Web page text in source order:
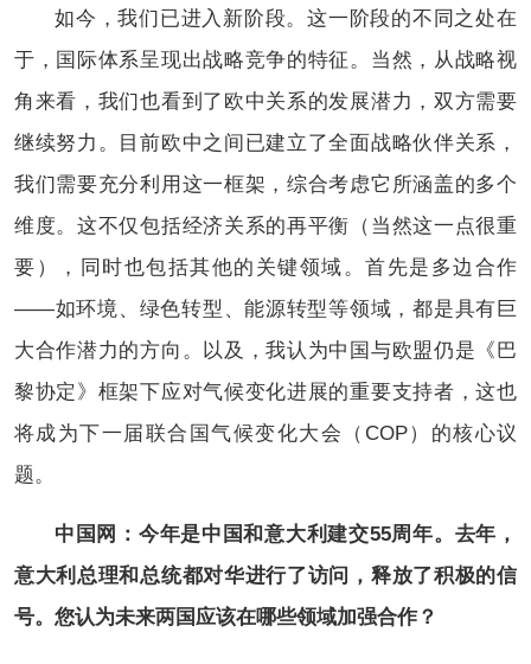
如今，我们已进入新阶段。这一阶段的不同之处在
于，国际体系呈现出战略竞争的特征。当然，从战略视
角来看，我们也看到了欧中关系的发展潜力，双方需要
继续努力。目前欧中之间已建立了全面战略伙伴关系，
我们需要充分利用这一框架，综合考虑它所涵盖的多个
维度。这不仅包括经济关系的再平衡（当然这一点很重
要），同时也包括其他的关键领域。首先是多边合作
——如环境、绿色转型、能源转型等领域，都是具有巨
大合作潜力的方向。以及，我认为中国与欧盟仍是《巴
黎协定》框架下应对气候变化进展的重要支持者，这也
将成为下一届联合国气候变化大会（COP）的核心议
题。
中国网：今年是中国和意大利建交55周年。去年，
意大利总理和总统都对华进行了访问，释放了积极的信
号。您认为未来两国应该在哪些领域加强合作？